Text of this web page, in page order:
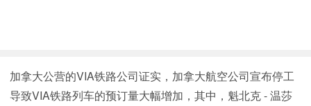
加拿大公营的VIA铁路公司证实，加拿大航空公司宣布停工
导致VIA铁路列车的预订量大幅增加，其中，魁北克 - 温莎